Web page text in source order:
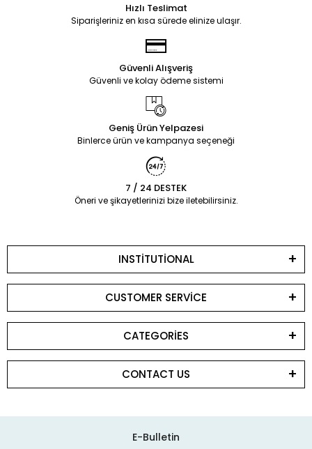
Hızlı Teslimat
Siparişleriniz en kısa sürede elinize ulaşır.
Güvenli Alışveriş
Güvenli ve kolay ödeme sistemi
Geniş Ürün Yelpazesi
Binlerce ürün ve kampanya seçeneği
7 / 24 DESTEK
Öneri ve şikayetlerinizi bize iletebilirsiniz.
INSTİTUTİONAL
CUSTOMER SERVİCE
CATEGORİES
CONTACT US
E-Bulletin